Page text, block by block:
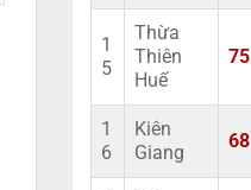
1
5
Thừa
Thiên
Huế
75
1
6
Kiên
Giang
68